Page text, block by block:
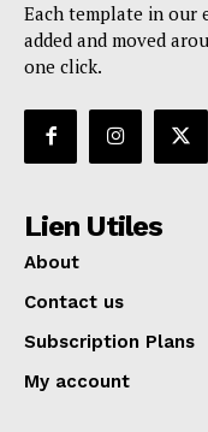
Each template in our
added and moved
one click.
Lien Utiles
About
Contact us
Subscription Plans
My account